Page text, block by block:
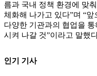
름과 국내 정책 환경에 맞
체화해 나가고 있다”며 “
다양한 기관과의 협업을
시켜 나갈 것”이라고 말했
인기 기사